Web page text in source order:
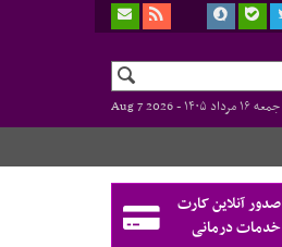
جمعه ۱۶ مرداد ۱۴۰۵ -
Aug 7 2026
صدور آنلاین کارت
خدمات درمانی